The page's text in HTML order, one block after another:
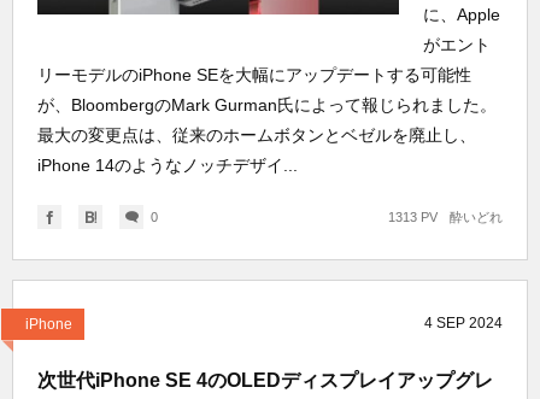
に、Apple
がエント
リーモデルのiPhone SEを大幅にアップデートする可能性
が、BloombergのMark Gurman氏によって報じられました。
最大の変更点は、従来のホームボタンとベゼルを廃止し、
iPhone 14のようなノッチデザイ...
0 酔いどれ
1313 PV
iPhone 4 SEP 2024
次世代iPhone SE 4のOLEDディスプレイアップグレ